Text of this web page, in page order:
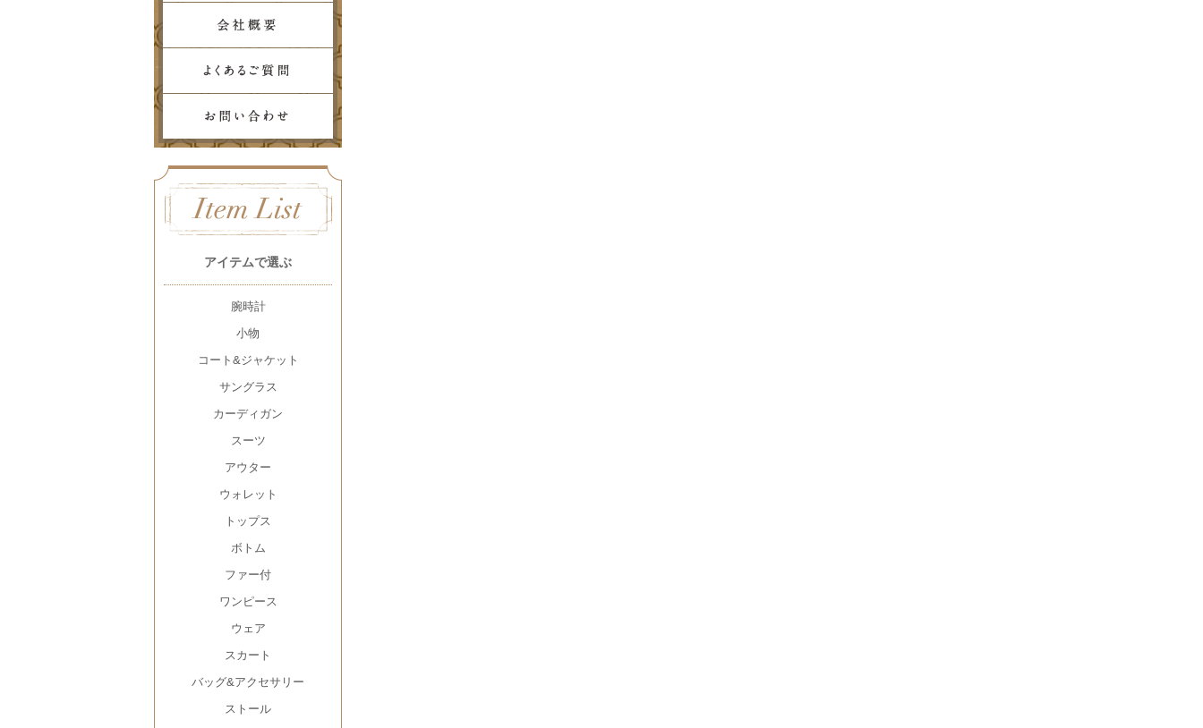
アイテムで選ぶ
腕時計
小物
コート&ジャケット
サングラス
カーディガン
スーツ
アウター
ウォレット
トップス
ボトム
ファー付
ワンピース
ウェア
スカート
バッグ&アクセサリー
ストール